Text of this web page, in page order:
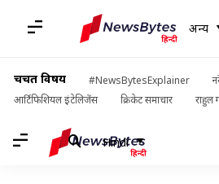
अन्य
चर्चित विषय #NewsBytesExplainer
आर्टिफिशियल इंटेलिजेंस
क्रिकेट समाचार राहुल
Hindi